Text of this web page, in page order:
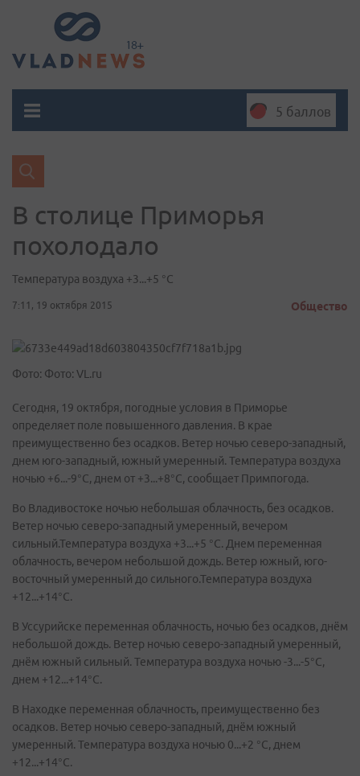
5 баллов
В столице Приморья
похолодало
Температура воздуха +3...+5 °C
7:11, 19 октября 2015 Общество
Фото: Фото: VL.ru
Сегодня, 19 октября, погодные условия в Приморье
определяет поле повышенного давления. В крае
преимущественно без осадков. Ветер ночью северо-западный,
днем юго-западный, южный умеренный. Температура воздуха
ночью +6...-9°C, днем от +3...+8°C, сообщает Примпогода.
Во Владивостоке ночью небольшая облачность, без осадков.
Ветер ночью северо-западный умеренный, вечером
сильный.Температура воздуха +3...+5 °C. Днем переменная
облачность, вечером небольшой дождь. Ветер южный, юго-
восточный умеренный до сильного.Температура воздуха
+12...+14°C.
В Уссурийске переменная облачность, ночью без осадков, днём
небольшой дождь. Ветер ночью северо-западный умеренный,
днём южный сильный. Температура воздуха ночью -3...-5°C,
днем +12...+14°C.
В Находке переменная облачность, преимущественно без
осадков. Ветер ночью северо-западный, днём южный
умеренный. Температура воздуха ночью 0...+2 °C, днем
+12...+14°C.